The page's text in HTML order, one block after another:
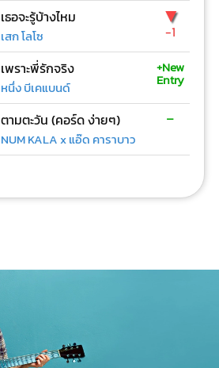
เธอจะรู้บ้างไหม
เสก โลโซ
▼
-1
เพราะพี่รักจริง
หนึ่ง บีเคแบนด์
+New
Entry
ตามตะวัน (คอร์ด ง่ายๆ)
NUM KALA x แอ๊ด คาราบาว
-